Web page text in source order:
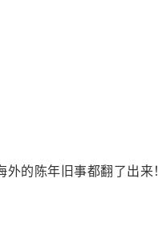
的陈年旧事都翻了出来！